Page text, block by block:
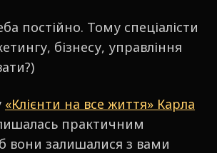
постійно. Тому спеціалісти
бізнесу, управління
«Клієнти на все життя» Карла
практичним
вони залишалися з вами